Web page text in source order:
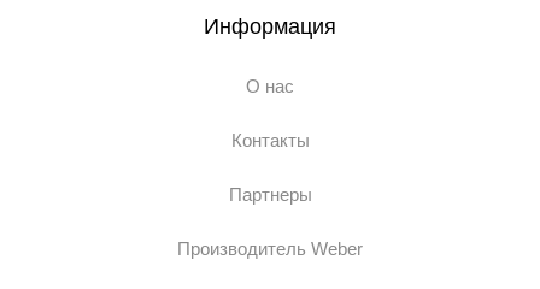
Информация
О нас
Контакты
Партнеры
Производитель Weber